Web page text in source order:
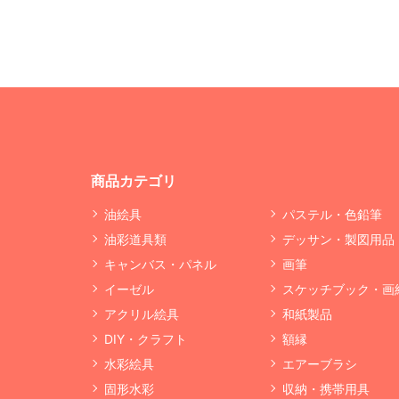
商品カテゴリ
油絵具
油彩道具類
キャンバス・パネル
イーゼル
アクリル絵具
DIY・クラフト
水彩絵具
固形水彩
パステル・色鉛筆
デッサン・製図用品
画筆
スケッチブック・画
和紙製品
額縁
エアーブラシ
収納・携帯用具